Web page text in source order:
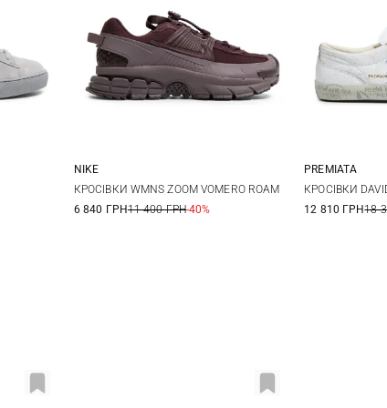
6 US 6,5 US 7 US 7,5 US
NIKE
КРОСІВКИ WMNS ZOOM VOMERO ROAM
6 840 ГРН11 400 ГРН-40%
36
PREMIATA
КРОСІВКИ
12 810 ГРН18